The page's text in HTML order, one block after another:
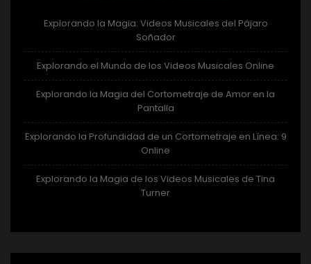
Explorando la Magia: Videos Musicales del Pájaro
Soñador
Explorando el Mundo de los Videos Musicales Online
Explorando la Magia del Cortometraje de Amor en la
Pantalla
Explorando la Profundidad de un Cortometraje en Línea: 9
Online
Explorando la Magia de los Videos Musicales de Tina
Turner